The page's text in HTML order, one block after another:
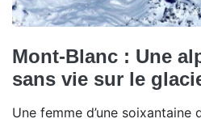
Mont-Blanc : Une
sans vie sur le
Une femme d’une soixantaine